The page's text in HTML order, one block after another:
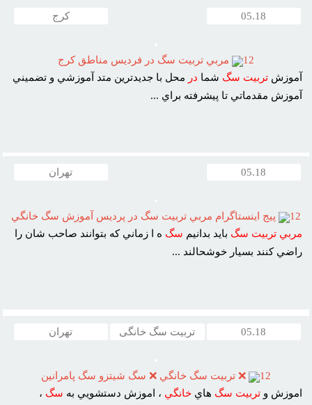
05.18 کرج
12
مربي تربيت سگ در فرديس مناطق کرج
آموزشتربيت سگ شما در محل با جديدترين متد آموزشي و تضميني
آموزش مقدماتي تا پيشرفته براي ...
05.18 تهران
12
پيج اينستاگرام مربي تربيت سگ در پرديس آموزش سگ خانگي
مربي تربيت سگ بايد بدانيم سگ ه ا زماني که بتوانند صاحب شان را
راضي کنند بسيار خوشحالند ...
05.18 تربیت سگ خانگی تهران
12
❌ تربيت سگ خانگي ❌ سگ شيتزو سگ پامرانين
اموزش وتربيت سگ هايخانگي ، اموزش دستشويي به سگ ،